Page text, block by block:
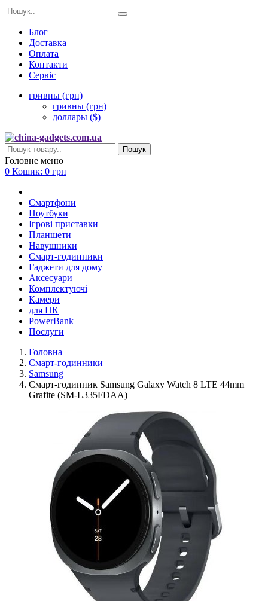
Блог
Доставка
Оплата
Контакти
Сервіс
гривны (грн)
гривны (грн)
доллары ($)
Пошук
Головне меню
0 Кошик: 0 грн
Смартфони
Ноутбуки
Ігрові приставки
Планшети
Навушники
Смарт-годинники
Гаджети для дому
Аксесуари
Комплектуючі
Камери
для ПК
PowerBank
Послуги
Головна
Смарт-годинники
Samsung
Смарт-годинник Samsung Galaxy Watch 8 LTE 44mm
Grafite (SM-L335FDAA)